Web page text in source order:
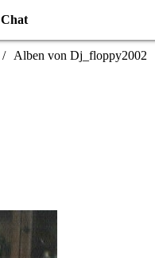
Chat
Alben von Dj_floppy2002